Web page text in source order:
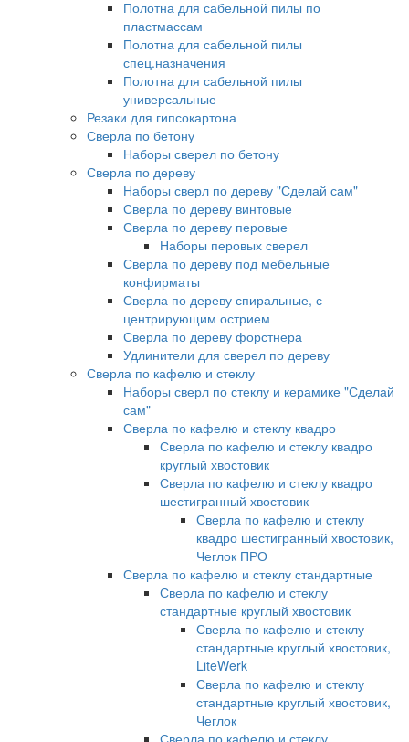
Полотна для сабельной пилы по
пластмассам
Полотна для сабельной пилы
спец.назначения
Полотна для сабельной пилы
универсальные
Резаки для гипсокартона
Сверла по бетону
Наборы сверел по бетону
Сверла по дереву
Наборы сверл по дереву "Сделай сам"
Сверла по дереву винтовые
Сверла по дереву перовые
Наборы перовых сверел
Сверла по дереву под мебельные
конфирматы
Сверла по дереву спиральные, с
центрирующим острием
Сверла по дереву форстнера
Удлинители для сверел по дереву
Сверла по кафелю и стеклу
Наборы сверл по стеклу и керамике "Сделай
сам"
Сверла по кафелю и стеклу квадро
Сверла по кафелю и стеклу квадро
круглый хвостовик
Сверла по кафелю и стеклу квадро
шестигранный хвостовик
Сверла по кафелю и стеклу
квадро шестигранный хвостовик,
Чеглок ПРО
Сверла по кафелю и стеклу стандартные
Сверла по кафелю и стеклу
стандартные круглый хвостовик
Сверла по кафелю и стеклу
стандартные круглый хвостовик,
LiteWerk
Сверла по кафелю и стеклу
стандартные круглый хвостовик,
Чеглок
Сверла по кафелю и стеклу